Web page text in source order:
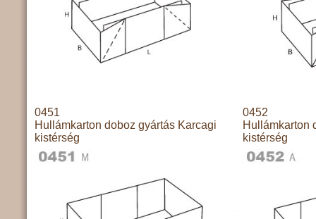
0451
Hullámkarton doboz gyártás Karcagi
kistérség
0452
Hullámkarton
kistérség